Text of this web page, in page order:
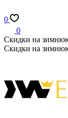
0
0
Скидки на
Скидки на